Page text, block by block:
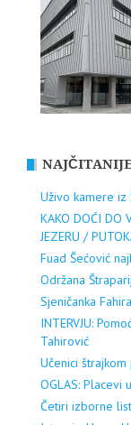
Uživo kamere iz
KAKO DOĆI DO
JEZERU /
Fuad Šećović
Održana
Sjeničanka
INTERVJU:
Tahirović
Učenici štrajkom
OGLAS: Placevi
Četiri izborne